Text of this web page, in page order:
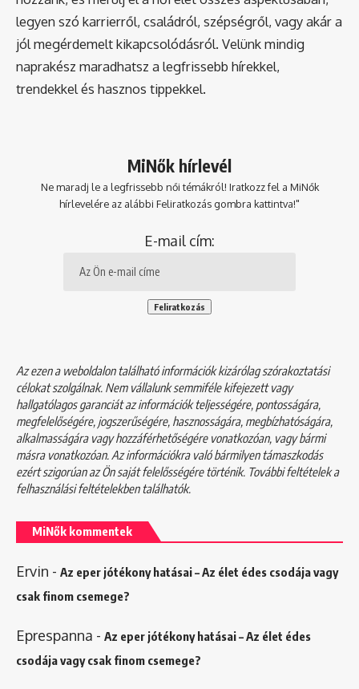
legyen szó karrierről, családról, szépségről, vagy akár a
jól megérdemelt kikapcsolódásról. Velünk mindig
naprakész maradhatsz a legfrissebb hírekkel,
trendekkel és hasznos tippekkel.
MiNők hírlevél
Ne maradj le a legfrissebb női témákról! Iratkozz fel a MiNők
hírlevelére az alábbi Feliratkozás gombra kattintva!"
E-mail cím:
Az ezen a weboldalon található információk kizárólag szórakoztatási
célokat szolgálnak. Nem vállalunk semmiféle kifejezett vagy
hallgatólagos garanciát az információk teljességére, pontosságára,
megfelelőségére, jogszerűségére, hasznosságára, megbízhatóságára,
alkalmasságára vagy hozzáférhetőségére vonatkozóan, vagy bármi
másra vonatkozóan. Az információkra való bármilyen támaszkodás
ezért szigorúan az Ön saját felelősségére történik. További feltételek a
felhasználási feltételekbentalálhatók.
MiNők kommentek
Ervin - Az eper jótékony hatásai – Az élet édes csodája vagy
csak finom csemege?
Eprespanna - Az eper jótékony hatásai – Az élet édes
csodája vagy csak finom csemege?